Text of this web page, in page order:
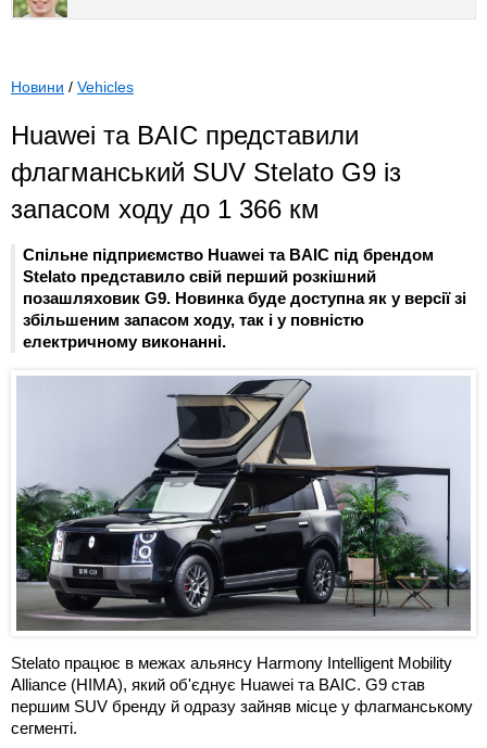
Новини / Vehicles
Huawei та BAIC представили
флагманський SUV Stelato G9 із
запасом ходу до 1 366 км
Спільне підприємство Huawei та BAIC під брендом
Stelato представило свій перший розкішний
позашляховик G9. Новинка буде доступна як у версії зі
збільшеним запасом ходу, так і у повністю
електричному виконанні.
Stelato працює в межах альянсу Harmony Intelligent Mobility
Alliance (HIMA), який об'єднує Huawei та BAIC. G9 став
першим SUV бренду й одразу зайняв місце у флагманському
сегменті.